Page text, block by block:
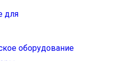
для
оборудование